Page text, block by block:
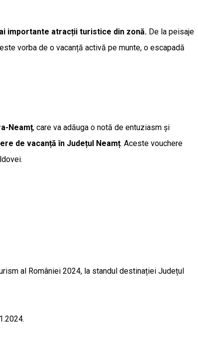
importante atracții turistice din zonă. De la peisaje
vorba de o vacanță activă pe munte, o escapadă
Neamț, care va adăuga o notă de entuziasm și
de vacanță în Județul Neamț. Aceste vouchere
al României 2024, la standul destinației Județul